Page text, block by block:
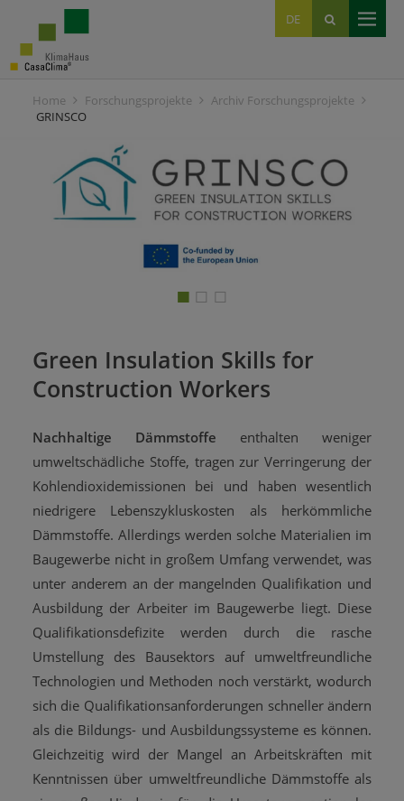
DE
IT
EN
Home Forschungsprojekte
Archiv Forschungsprojekte
GRINSCO
Green Insulation Skills for
Construction Workers
Nachhaltige Dämmstoffe enthalten weniger
umweltschädliche Stoffe, tragen zur Verringerung der
Kohlendioxidemissionen bei und haben wesentlich
niedrigere Lebenszykluskosten als herkömmliche
Dämmstoffe. Allerdings werden solche Materialien im
Baugewerbe nicht in großem Umfang verwendet, was
unter anderem an der mangelnden Qualifikation und
Ausbildung der Arbeiter im Baugewerbe liegt. Diese
Qualifikationsdefizite werden durch die rasche
Umstellung des Bausektors auf umweltfreundliche
Technologien und Methoden noch verstärkt, wodurch
sich die Qualifikationsanforderungen schneller ändern
als die Bildungs- und Ausbildungssysteme es können.
Gleichzeitig wird der Mangel an Arbeitskräften mit
Kenntnissen über umweltfreundliche Dämmstoffe als